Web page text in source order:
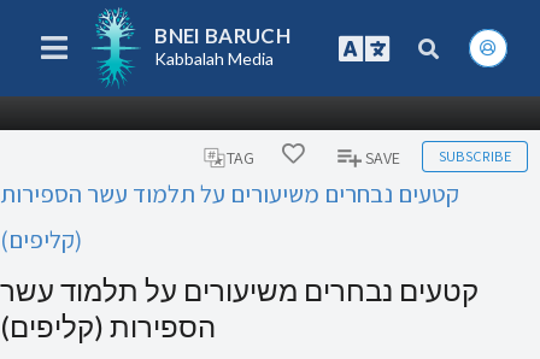
BNEI BARUCH
Kabbalah Media
TAG SAVE SUBSCRIBE
קטעים נבחרים משיעורים על תלמוד עשר הספירות
(קליפים)
קטעים נבחרים משיעורים על תלמוד עשר
הספירות (קליפים)